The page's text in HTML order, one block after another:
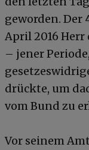
geworden. Der
April 2016
– jener
drückte, um
vom Bund zu
Vor seinem